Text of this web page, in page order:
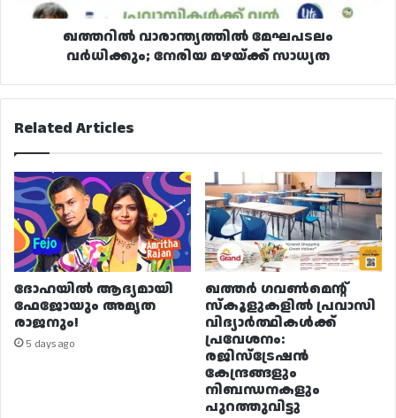
ഖത്തറിൽ വാരാന്ത്യത്തിൽ മേഘപടലം
വർധിക്കും; നേരിയ മഴയ്ക്ക് സാധ്യത
Related Articles
ദോഹയിൽ ആദ്യമായി
ഫേജോയും അമൃത
രാജനും!
5 days ago
ഖത്തർ ഗവൺമെന്റ്
സ്കൂളുകളിൽ പ്രവാസി
വിദ്യാർത്ഥികൾക്ക്
പ്രവേശനം:
രജിസ്ട്രേഷൻ
കേന്ദ്രങ്ങളും
നിബന്ധനകളും
പുറത്തുവിട്ടു